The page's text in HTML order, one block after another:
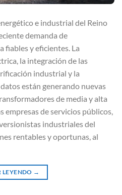
e industrial del Reino
demanda de
fiables y eficientes. La
la integración de las
industrial y la
están generando nuevas
de media y alta
empresas de servicios públicos,
industriales del
rentables y oportunas, al
LEYENDO →